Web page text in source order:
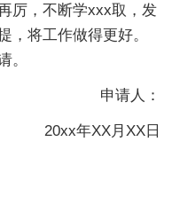
，不断学xxx取，发
，将工作做得更好。
。
申请人：
20xx年XX月XX日